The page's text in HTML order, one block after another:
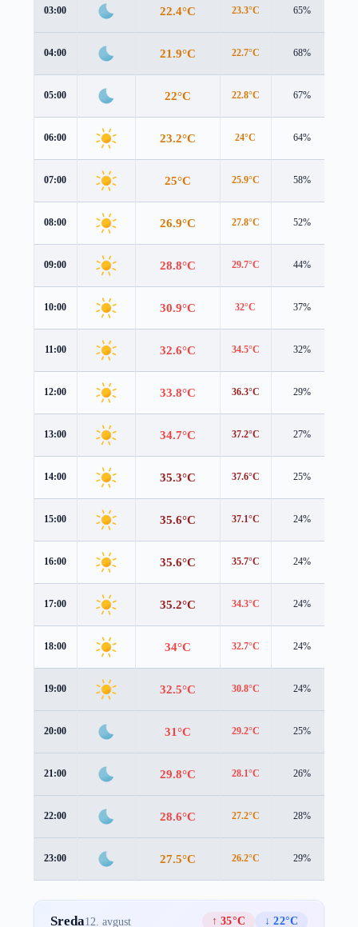
03:00 22.4°C 23.3°C 65%
04:00 21.9°C 22.7°C 68%
05:00 22°C 22.8°C 67%
06:00 23.2°C 24°C 64%
07:00 25°C 25.9°C 58%
08:00 26.9°C 27.8°C 52%
09:00 28.8°C 29.7°C 44%
10:00 30.9°C 32°C 37%
11:00 32.6°C 34.5°C 32%
12:00 33.8°C 36.3°C 29%
13:00 34.7°C 37.2°C 27%
14:00 35.3°C 37.6°C 25%
15:00 35.6°C 37.1°C 24%
16:00 35.6°C 35.7°C 24%
17:00 35.2°C 34.3°C 24%
18:00 34°C 32.7°C 24%
19:00 32.5°C 30.8°C 24%
20:00 31°C 29.2°C 25%
21:00 29.8°C 28.1°C 26%
22:00 28.6°C 27.2°C 28%
23:00 27.5°C 26.2°C 29%
Sreda12. avgust ↑ 35°C ↓ 22°C